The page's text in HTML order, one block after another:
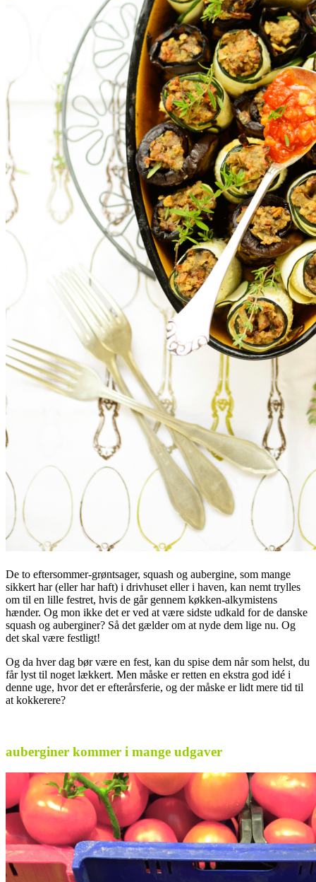
De to eftersommer-grøntsager, squash og aubergine, som mange
sikkert har (eller har haft) i drivhuset eller i haven, kan nemt trylles
om til en lille festret, hvis de går gennem køkken-alkymistens
hænder. Og mon ikke det er ved at være sidste udkald for de danske
squash og auberginer? Så det gælder om at nyde dem lige nu. Og
det skal være festligt!
Og da hver dag bør være en fest, kan du spise dem når som helst, du
får lyst til noget lækkert. Men måske er retten en ekstra god idé i
denne uge, hvor det er efterårsferie, og der måske er lidt mere tid til
at kokkerere?
auberginer kommer i mange udgaver